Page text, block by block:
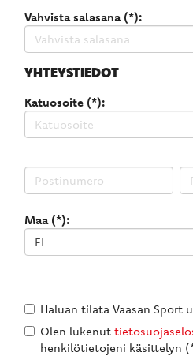
Vahvista salasana (*):
YHTEYSTIEDOT
Katuosoite (*):
Maa (*):
Haluan tilata Vaasan Sport
Olen lukenut
henkilötietojeni käsittelyn